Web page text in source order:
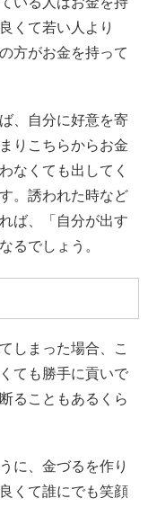
くて若い人より
方がお金を持って
、自分に好意を寄
りこちらからお金
なくても出してく
。誘われた時など
ば、「自分が出す
るでしょう。
しまった場合、こ
ても勝手に貢いで
ることもあるくら
に、金づるを作り
くて誰にでも笑顔